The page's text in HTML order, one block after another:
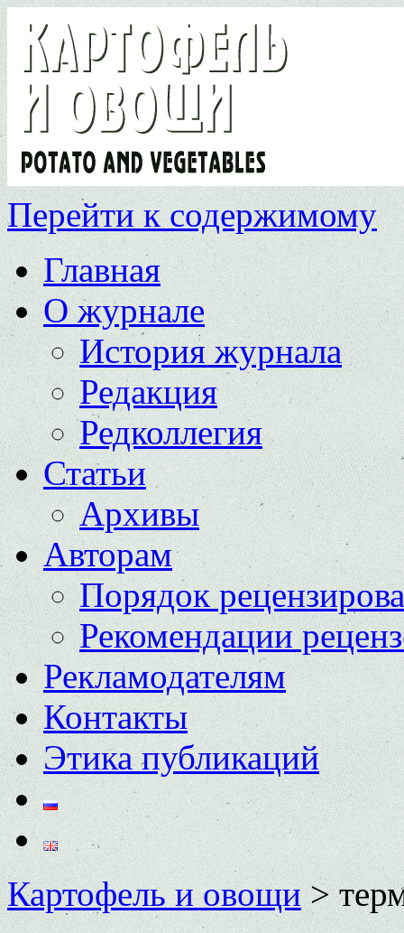
Перейти к содержимому
Главная
О журнале
История журнала
Редакция
Редколлегия
Статьи
Архивы
Авторам
Порядок
Рекомендации
Рекламодателям
Контакты
Этика публикаций
Картофель и овощи>